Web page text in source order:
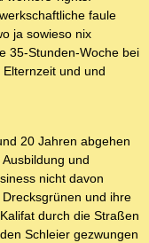
faule
ja sowieso nix
35-Stunden-Woche bei
und und
20 Jahren abgehen
und
nicht davon
und ihre
durch die Straßen
Schleier gezwungen